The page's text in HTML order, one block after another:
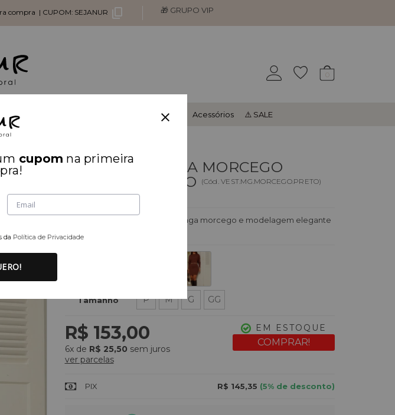
compra | CUPOM: SEJANUR 🎁 GRUPO VIP
0
Parte De Cima Look Inteiro Acessórios ⚠️ SALE
VESTIDO MANGA MORCEGO
C/CINTO - PRETO
(Cód. VEST.MG.MORCEGO.PRETO)
1 avaliação
Vestido em moletinho com manga morcego e modelagem elegante
Tamanho P M G GG
R$ 153,00
6xde R$ 25,50 sem juros
ver parcelas
EM ESTOQUE
PIX R$ 145,35 (5% de desconto)
cupom na primeira
da Política de Privacidade